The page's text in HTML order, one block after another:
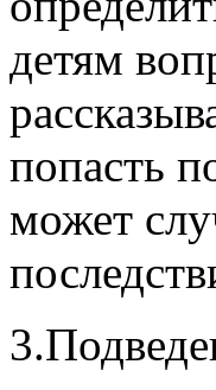
детям
попасть
может